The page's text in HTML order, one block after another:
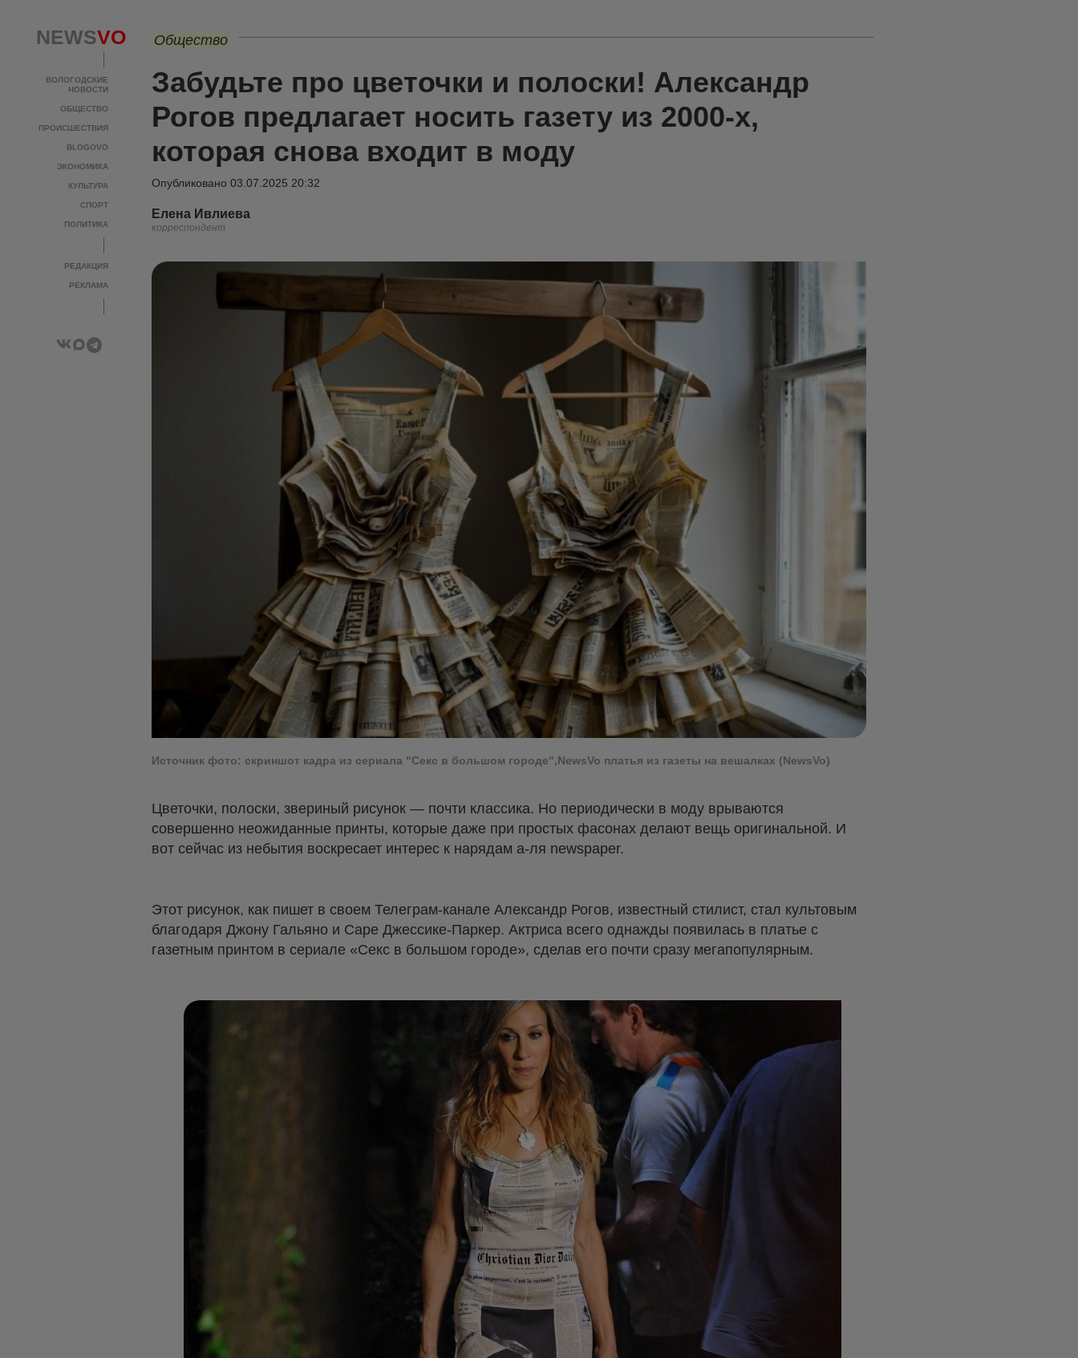
NEWSVO
ВОЛОГОДСКИЕ
НОВОСТИ
ОБЩЕСТВО
ПРОИСШЕСТВИЯ
BLOGOVO
ЭКОНОМИКА
КУЛЬТУРА
СПОРТ
ПОЛИТИКА
РЕДАКЦИЯ
РЕКЛАМА
Общество
Забудьте про цветочки и полоски! Александр
Рогов предлагает носить газету из 2000-х,
которая снова входит в моду
Опубликовано 03.07.2025 20:32
Елена Ивлиева
корреспондент
Источник фото: скриншот кадра из сериала "Секс в большом городе",NewsVo платья из газеты на вешалках (NewsVo)
Цветочки, полоски, звериный рисунок — почти классика. Но периодически в моду врываются
совершенно неожиданные принты, которые даже при простых фасонах делают вещь оригинальной. И
вот сейчас из небытия воскресает интерес к нарядам а-ля newspaper.
Этот рисунок, как пишет в своем Телеграм-канале Александр Рогов, известный стилист, стал культовым
благодаря Джону Гальяно и Саре Джессике-Паркер. Актриса всего однажды появилась в платье с
газетным принтом в сериале «Секс в большом городе», сделав его почти сразу мегапопулярным.